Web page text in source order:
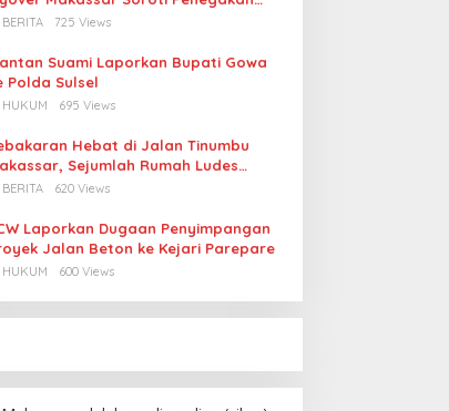
Kasus Korupsi
725 Views
Suami Laporkan Bupati Gowa
Polda Sulsel
HUKUM 695 Views
Hebat di Jalan Tinumbu
Sejumlah Rumah Ludes
Penyebab Masih Diselidiki
620 Views
Laporkan Dugaan Penyimpangan
Jalan Beton ke Kejari Parepare
HUKUM 600 Views